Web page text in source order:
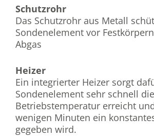
Schutzrohr
Das Schutzrohr aus Metall
Sondenelement vor
Abgas
Heizer
Ein integrierter Heizer sorgt
Sondenelement sehr schnell
Betriebstemperatur erreicht
wenigen Minuten ein
gegeben wird.